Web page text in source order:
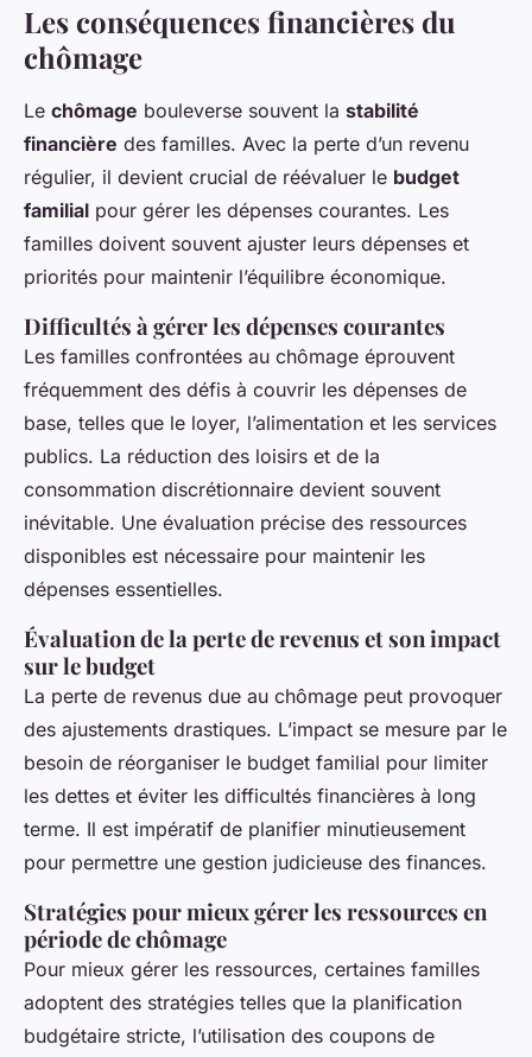
Les conséquences financières du
chômage
Le chômage bouleverse souvent la stabilité
financière des familles. Avec la perte d’un revenu
régulier, il devient crucial de réévaluer le budget
familial pour gérer les dépenses courantes. Les
familles doivent souvent ajuster leurs dépenses et
priorités pour maintenir l’équilibre économique.
Difficultés à gérer les dépenses courantes
Les familles confrontées au chômage éprouvent
fréquemment des défis à couvrir les dépenses de
base, telles que le loyer, l’alimentation et les services
publics. La réduction des loisirs et de la
consommation discrétionnaire devient souvent
inévitable. Une évaluation précise des ressources
disponibles est nécessaire pour maintenir les
dépenses essentielles.
Évaluation de la perte de revenus et son impact
sur le budget
La perte de revenus due au chômage peut provoquer
des ajustements drastiques. L’impact se mesure par le
besoin de réorganiser le budget familial pour limiter
les dettes et éviter les difficultés financières à long
terme. Il est impératif de planifier minutieusement
pour permettre une gestion judicieuse des finances.
Stratégies pour mieux gérer les ressources en
période de chômage
Pour mieux gérer les ressources, certaines familles
adoptent des stratégies telles que la planification
budgétaire stricte, l’utilisation des coupons de